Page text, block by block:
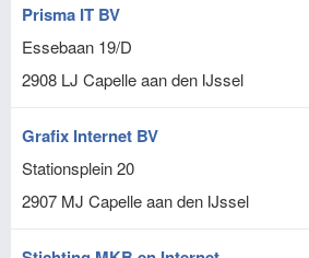
Prisma IT BV
Essebaan 19/D
2908 LJ Capelle aan den IJssel
Grafix Internet BV
Stationsplein 20
2907 MJ Capelle aan den IJssel